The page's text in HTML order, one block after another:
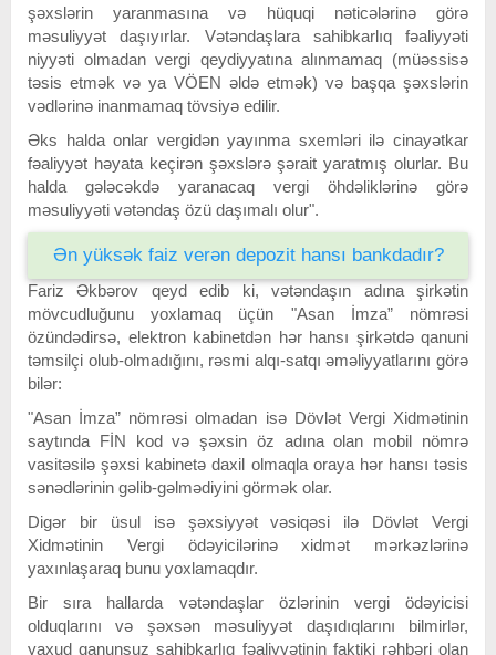
şəxslərin yaranmasına və hüquqi nəticələrinə görə
məsuliyyət daşıyırlar. Vətəndaşlara sahibkarlıq fəaliyyəti
niyyəti olmadan vergi qeydiyyatına alınmamaq (müəssisə
təsis etmək və ya VÖEN əldə etmək) və başqa şəxslərin
vədlərinə inanmamaq tövsiyə edilir.
Əks halda onlar vergidən yayınma sxemləri ilə cinayətkar
fəaliyyət həyata keçirən şəxslərə şərait yaratmış olurlar. Bu
halda gələcəkdə yaranacaq vergi öhdəliklərinə görə
məsuliyyəti vətəndaş özü daşımalı olur".
Ən yüksək faiz verən depozit hansı bankdadır?
Fariz Əkbərov qeyd edib ki, vətəndaşın adına şirkətin
mövcudluğunu yoxlamaq üçün "Asan İmza” nömrəsi
özündədirsə, elektron kabinetdən hər hansı şirkətdə qanuni
təmsilçi olub-olmadığını, rəsmi alqı-satqı əməliyyatlarını görə
bilər:
"Asan İmza” nömrəsi olmadan isə Dövlət Vergi Xidmətinin
saytında FİN kod və şəxsin öz adına olan mobil nömrə
vasitəsilə şəxsi kabinetə daxil olmaqla oraya hər hansı təsis
sənədlərinin gəlib-gəlmədiyini görmək olar.
Digər bir üsul isə şəxsiyyət vəsiqəsi ilə Dövlət Vergi
Xidmətinin Vergi ödəyicilərinə xidmət mərkəzlərinə
yaxınlaşaraq bunu yoxlamaqdır.
Bir sıra hallarda vətəndaşlar özlərinin vergi ödəyicisi
olduqlarını və şəxsən məsuliyyət daşıdıqlarını bilmirlər,
yaxud qanunsuz sahibkarlıq fəaliyyətinin faktiki rəhbəri olan